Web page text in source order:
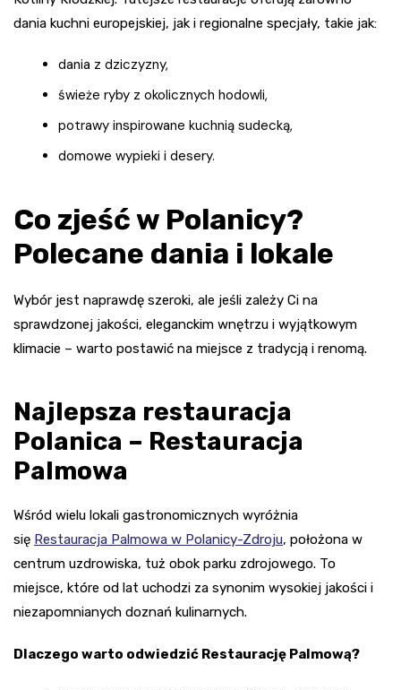
dania kuchni europejskiej, jak i regionalne specjały, takie jak:
dania z dziczyzny,
świeże ryby z okolicznych hodowli,
potrawy inspirowane kuchnią sudecką,
domowe wypieki i desery.
Co zjeść w Polanicy?
Polecane dania i lokale
Wybór jest naprawdę szeroki, ale jeśli zależy Ci na
sprawdzonej jakości, eleganckim wnętrzu i wyjątkowym
klimacie – warto postawić na miejsce z tradycją i renomą.
Najlepsza restauracja
Polanica – Restauracja
Palmowa
Wśród wielu lokali gastronomicznych wyróżnia
się Restauracja Palmowa w Polanicy-Zdroju, położona w
centrum uzdrowiska, tuż obok parku zdrojowego. To
miejsce, które od lat uchodzi za synonim wysokiej jakości i
niezapomnianych doznań kulinarnych.
Dlaczego warto odwiedzić Restaurację Palmową?